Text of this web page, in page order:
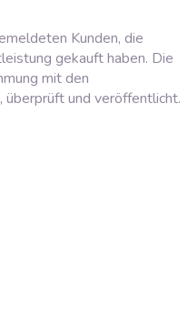
Kunden, die
gekauft haben. Die
mit den
überprüft und veröffentlicht.